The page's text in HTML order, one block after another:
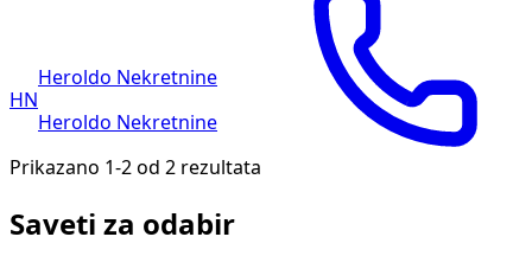
HN
Heroldo Nekretnine
Heroldo Nekretnine
Prikazano 1-2 od 2 rezultata
Saveti za odabir